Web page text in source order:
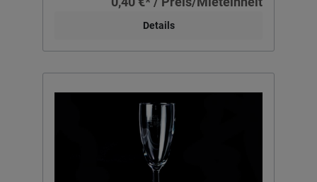
Details